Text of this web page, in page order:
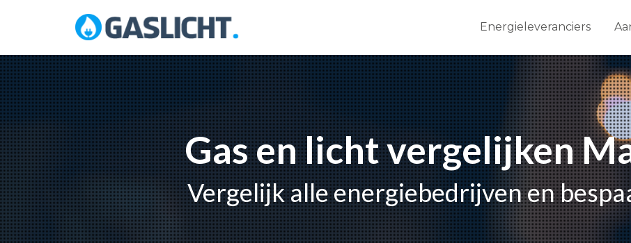
Energieleveranciers
Skip
to
content
Gas en licht vergelijken
Vergelijk alle energiebedrijven en